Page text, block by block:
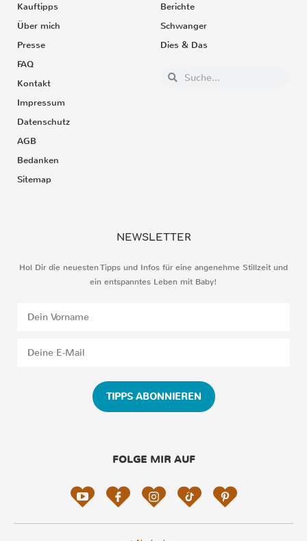
Kauftipps
Über mich
Presse
FAQ
Kontakt
Impressum
Datenschutz
AGB
Bedanken
Sitemap
Berichte
Schwanger
Dies & Das
NEWSLETTER
Hol Dir die neuesten Tipps und Infos für eine angenehme Stillzeit und
ein entspanntes Leben mit Baby!
TIPPS ABONNIEREN
FOLGE MIR AUF